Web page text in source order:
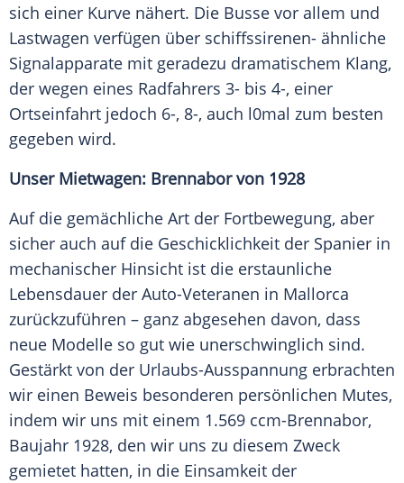
sich einer Kurve nähert. Die Busse vor allem und
Lastwagen verfügen über schiffssirenen- ähnliche
Signalapparate mit geradezu dramatischem Klang,
der wegen eines Radfahrers 3- bis 4-, einer
Ortseinfahrt jedoch 6-, 8-, auch l0mal zum besten
gegeben wird.
Unser Mietwagen: Brennabor von 1928
Auf die gemächliche Art der Fortbewegung, aber
sicher auch auf die Geschicklichkeit der Spanier in
mechanischer Hinsicht ist die erstaunliche
Lebensdauer der Auto-Veteranen in Mallorca
zurückzuführen – ganz abgesehen davon, dass
neue Modelle so gut wie unerschwinglich sind.
Gestärkt von der Urlaubs-Ausspannung erbrachten
wir einen Beweis besonderen persönlichen Mutes,
indem wir uns mit einem 1.569 ccm-Brennabor,
Baujahr 1928, den wir uns zu diesem Zweck
gemietet hatten, in die Einsamkeit der